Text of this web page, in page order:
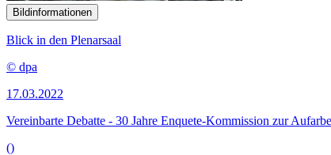
Bildinformationen
Blick in den Plenarsaal
© dpa
17.03.2022
Vereinbarte Debatte - 30 Jahre Enquete-Kommission zur
()